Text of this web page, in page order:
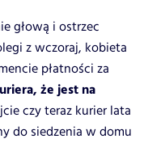
głową i ostrzec
z wczoraj, kobieta
płatności za
że jest na
czy teraz kurier lata
do siedzenia w domu